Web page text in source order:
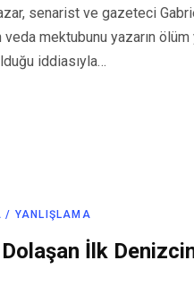
senarist ve gazeteci
mektubunu yazarın
iddiasıyla…
/ YANLIŞLAMA
Dolaşan İlk